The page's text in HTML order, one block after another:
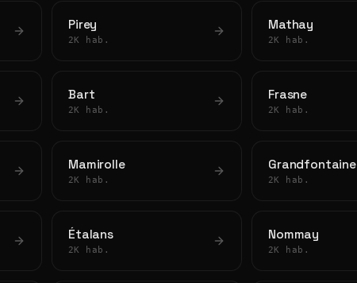
Pirey
2K hab.
Mathay
2K hab.
Bart
2K hab.
Frasne
2K hab.
Mamirolle
2K hab.
Grandfontaine
2K hab.
Étalans
2K hab.
Nommay
2K hab.